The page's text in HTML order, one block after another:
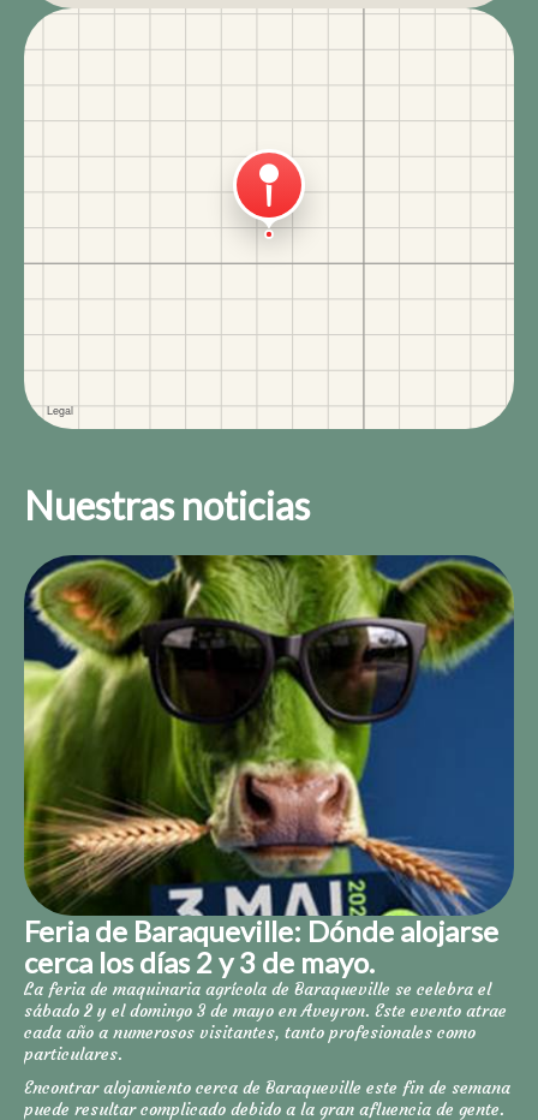
Nuestras noticias
Feria de Baraqueville: Dónde alojarse
cerca los días 2 y 3 de mayo.
La feria de maquinaria agrícola de Baraqueville se celebra el
sábado 2 y el domingo 3 de mayo en Aveyron. Este evento atrae
cada año a numerosos visitantes, tanto profesionales como
particulares.
Encontrar alojamiento cerca de Baraqueville este fin de semana
puede resultar complicado debido a la gran afluencia de gente.